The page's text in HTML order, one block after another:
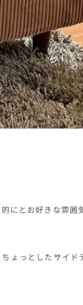
にとお好きな雰囲
ょっとしたサイド